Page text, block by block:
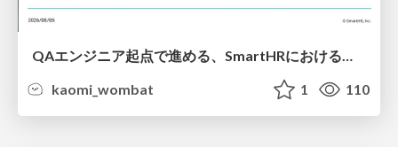
QAエンジニア起点で進める、SmartHRにおける信頼性向上について
kaomi_wombat
1 110